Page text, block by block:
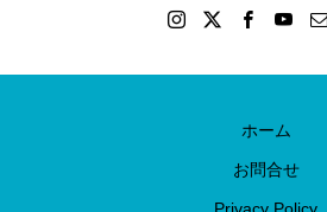
ホーム
お問合せ